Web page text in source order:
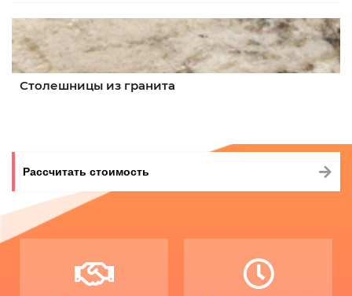
Столешницы из гранита
Рассчитать стоимость